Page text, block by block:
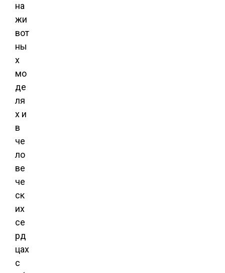
на
жи
вот
ны
х
мо
де
ля
х и
в
че
ло
ве
че
ск
их
се
рд
цах
с